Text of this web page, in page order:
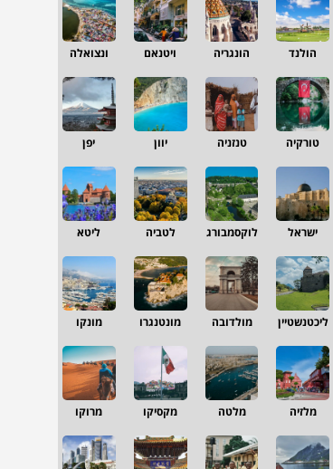
הולנד הונגריה ויטנאם ונצואלה
טורקיה טנזניה יוון יפן
ישראל לוקסמבורג לטביה ליטא
ליכטנשטיין מולדובה מונטנגרו מונקו
מלזיה מלטה מקסיקו מרוקו